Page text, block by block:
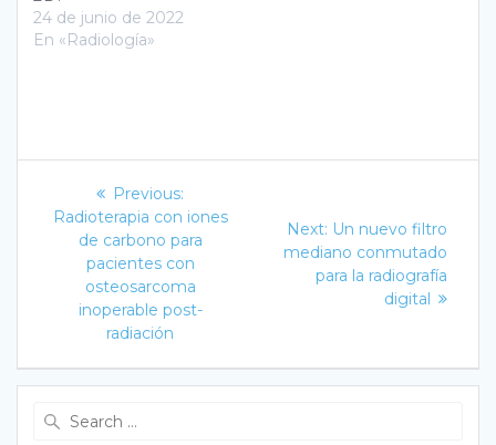
24 de junio de 2022
En «Radiología»
Navegación
de
entradas
Previous:
post:
Radioterapia con iones
de carbono para
pacientes con
osteosarcoma
inoperable post-
radiación
Next: Next
post:
Un nuevo filtro
mediano conmutado
para la radiografía
digital